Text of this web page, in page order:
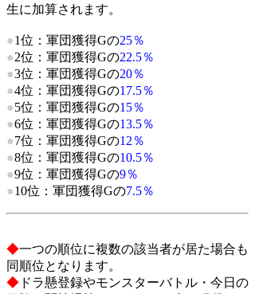
生に加算されます。
●1位：軍団獲得Gの25％
●2位：軍団獲得Gの22.5％
●3位：軍団獲得Gの20％
●4位：軍団獲得Gの17.5％
●5位：軍団獲得Gの15％
●6位：軍団獲得Gの13.5％
●7位：軍団獲得Gの12％
●8位：軍団獲得Gの10.5％
●9位：軍団獲得Gの9％
●10位：軍団獲得Gの7.5％
◆一つの順位に複数の該当者が居た場合も
同順位となります。
◆ ドラ懸登録やモンスターバトル・今日の